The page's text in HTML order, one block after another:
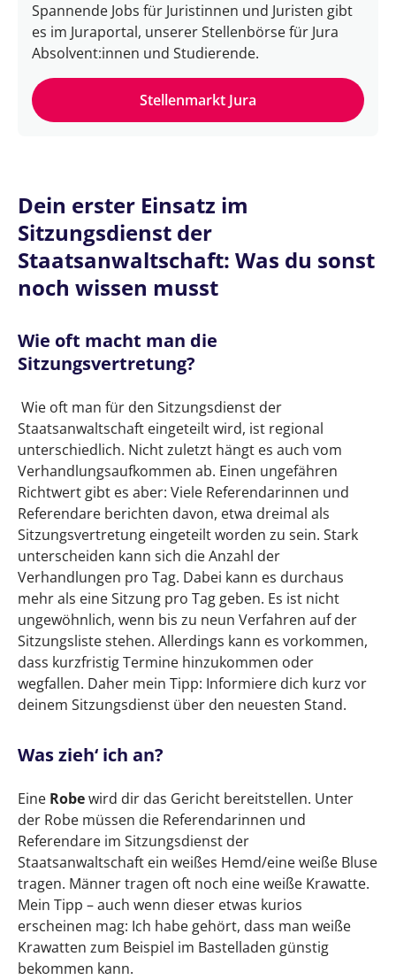
Spannende Jobs für Juristinnen und Juristen gibt
es im Juraportal, unserer Stellenbörse für Jura
Absolvent:innen und Studierende.
Stellenmarkt Jura
Dein erster Einsatz im
Sitzungsdienst der
Staatsanwaltschaft: Was du sonst
noch wissen musst
Wie oft macht man die
Sitzungsvertretung?
Wie oft man für den Sitzungsdienst der
Staatsanwaltschaft eingeteilt wird, ist regional
unterschiedlich. Nicht zuletzt hängt es auch vom
Verhandlungsaufkommen ab. Einen ungefähren
Richtwert gibt es aber: Viele Referendarinnen und
Referendare berichten davon, etwa dreimal als
Sitzungsvertretung eingeteilt worden zu sein. Stark
unterscheiden kann sich die Anzahl der
Verhandlungen pro Tag. Dabei kann es durchaus
mehr als eine Sitzung pro Tag geben. Es ist nicht
ungewöhnlich, wenn bis zu neun Verfahren auf der
Sitzungsliste stehen. Allerdings kann es vorkommen,
dass kurzfristig Termine hinzukommen oder
wegfallen. Daher mein Tipp: Informiere dich kurz vor
deinem Sitzungsdienst über den neuesten Stand.
Was zieh‘ ich an?
Eine Robewird dir das Gericht bereitstellen. Unter
der Robe müssen die Referendarinnen und
Referendare im Sitzungsdienst der
Staatsanwaltschaft ein weißes Hemd/eine weiße Bluse
tragen. Männer tragen oft noch eine weiße Krawatte.
Mein Tipp – auch wenn dieser etwas kurios
erscheinen mag: Ich habe gehört, dass man weiße
Krawatten zum Beispiel im Bastelladen günstig
bekommen kann.